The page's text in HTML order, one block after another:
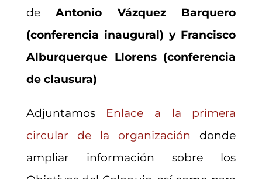
deAntonio Vázquez Barquero
(conferencia inaugural) y Francisco
Alburquerque Llorens (conferencia
de clausura)
Adjuntamos Enlace a la primera
circular de la organización donde
ampliar información sobre los